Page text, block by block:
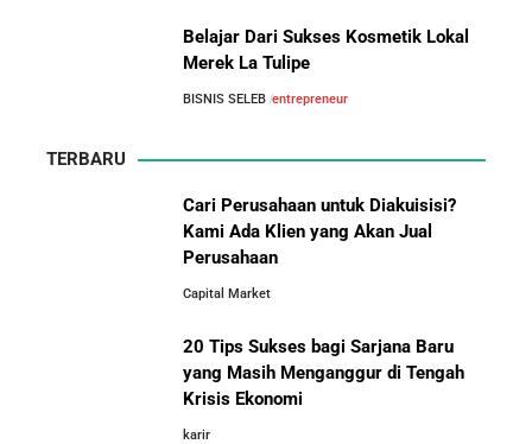
Belajar Dari Sukses Kosmetik Lokal
Merek La Tulipe
BISNIS SELEB entrepreneur
TERBARU
Cari Perusahaan untuk Diakuisisi?
Kami Ada Klien yang Akan Jual
Perusahaan
Capital Market
20 Tips Sukses bagi Sarjana Baru
yang Masih Menganggur di Tengah
Krisis Ekonomi
karir